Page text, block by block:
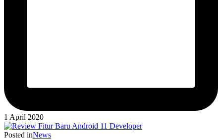
1 April 2020
Posted inNews